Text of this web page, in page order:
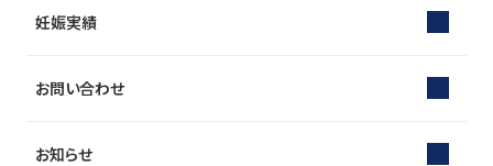
妊娠実績
お問い合わせ
お知らせ